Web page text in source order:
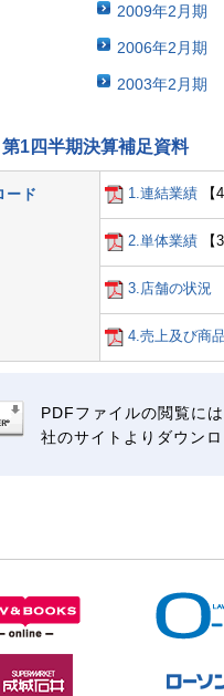
2009年2月期
2006年2月期
2003年2月期
1四半期決算補足資料
ード
1.連結業績
2.単体業績
3.店舗の状況
4.売上及び商
PDFファイルの閲覧に
社のサイトよりダウン